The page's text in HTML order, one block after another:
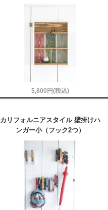
5,800円(税込)
カリフォルニアスタイル 壁掛けハ
ンガー小（フック2つ）